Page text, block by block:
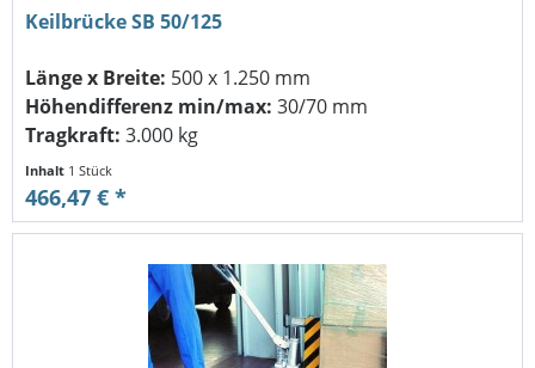
Keilbrücke SB 50/125
Länge x Breite: 500 x 1.250 mm
Höhendifferenz min/max: 30/70 mm
Tragkraft: 3.000 kg
Inhalt 1 Stück
466,47 € *